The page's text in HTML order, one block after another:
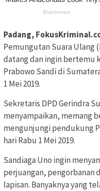
Padang,
Pemungutan Suara Ulang
datang dan ingin bertemu
Prabowo Sandi di
1 Mei 2019.
Sekretaris DPD Gerindra
menyampaikan, memang
mengunjungi pendukung
hari Rabu 1 Mei 2019.
Sandiaga Uno ingin
perjuangan, pengorbanan
lapisan. Banyaknya yang